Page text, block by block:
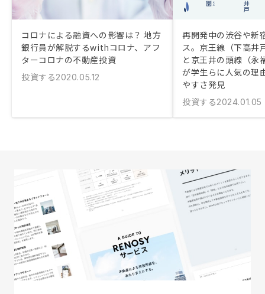
コロナによる融資への影響は？ 地方
銀行員が解説するwithコロナ、アフ
ターコロナの不動産投資
投資する2020.05.12
再開発中の渋谷や新
ス。京王線（下高井
と京王井の頭線（永
が学生らに人気の理
やすさ発見
投資する2024.01.05